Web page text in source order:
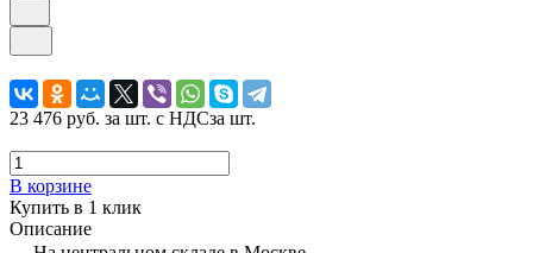
23 476 руб. за шт. с НДСза шт.
В корзине
Купить в 1 клик
Описание